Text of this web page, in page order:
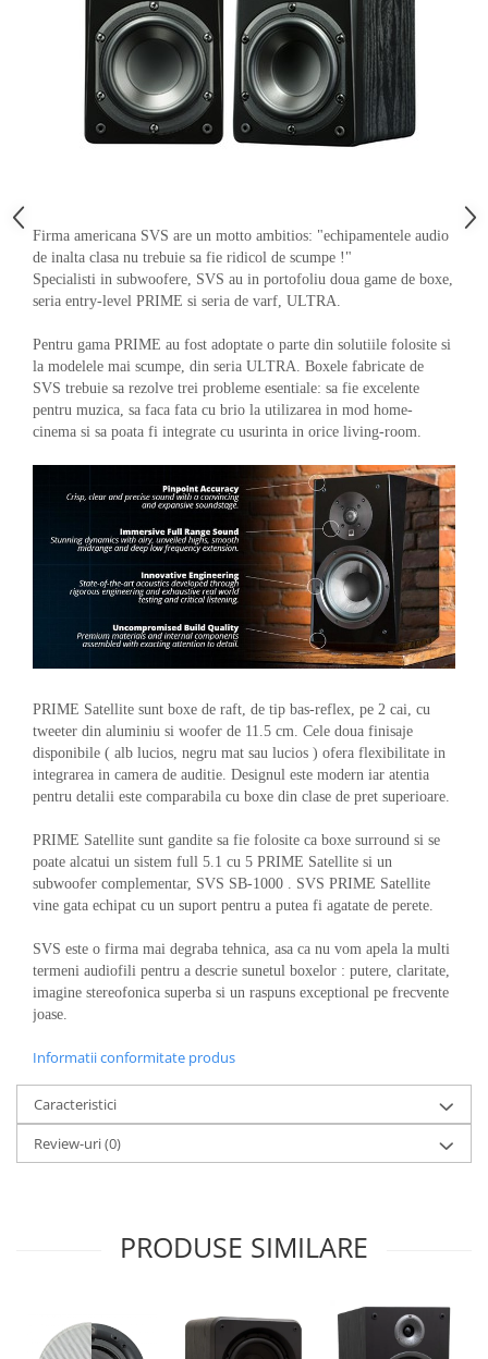
Firma americana SVS are un motto ambitios: "echipamentele audio
de inalta clasa nu trebuie sa fie ridicol de scumpe !"
Specialisti in subwoofere, SVS au in portofoliu doua game de boxe,
seria entry-level PRIME si seria de varf, ULTRA.
Pentru gama PRIME au fost adoptate o parte din solutiile folosite si
la modelele mai scumpe, din seria ULTRA. Boxele fabricate de
SVS trebuie sa rezolve trei probleme esentiale: sa fie excelente
pentru muzica, sa faca fata cu brio la utilizarea in mod home-
cinema si sa poata fi integrate cu usurinta in orice living-room.
PRIME Satellite sunt boxe de raft, de tip bas-reflex, pe 2 cai, cu
tweeter din aluminiu si woofer de 11.5 cm. Cele doua finisaje
disponibile ( alb lucios, negru mat sau lucios ) ofera flexibilitate in
integrarea in camera de auditie. Designul este modern iar atentia
pentru detalii este comparabila cu boxe din clase de pret superioare.
PRIME Satellite sunt gandite sa fie folosite ca boxe surround si se
poate alcatui un sistem full 5.1 cu 5 PRIME Satellite si un
subwoofer complementar, SVS SB-1000 . SVS PRIME Satellite
vine gata echipat cu un suport pentru a putea fi agatate de perete.
SVS este o firma mai degraba tehnica, asa ca nu vom apela la multi
termeni audiofili pentru a descrie sunetul boxelor : putere, claritate,
imagine stereofonica superba si un raspuns exceptional pe frecvente
joase.
Informatii conformitate produs
Caracteristici
Review-uri(0)
PRODUSE SIMILARE